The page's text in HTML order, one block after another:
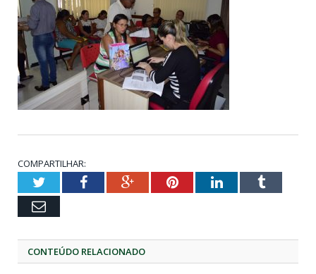
COMPARTILHAR:
TwitterFacebookGoogle+PinterestLinkedInTumblr
Email
CONTEÚDO RELACIONADO